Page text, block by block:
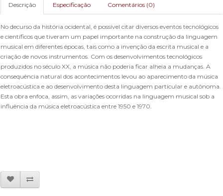
Descrição Especificação Comentários (0)
No decurso da história ocidental, é possível citar diversos eventos tec­nológicos
e científicos que tiveram um papel importante na construção da linguagem
musical em diferentes épocas, tais como a invenção da escrita musical e a
criação de novos ins­trumentos. Com os desenvolvimentos tecnológi­cos
produzidos no século XX, a música não poderia ficar alheia a mudan­ças. A
consequência natural dos acontecimentos levou ao aparecimento da música
eletroacústica e ao desenvolvimento desta linguagem particular e autônoma.
Esta obra enfoca, assim, as variações ocorridas na linguagem musical sob a
influência da música eletroacústica entre 1950 e 1970.